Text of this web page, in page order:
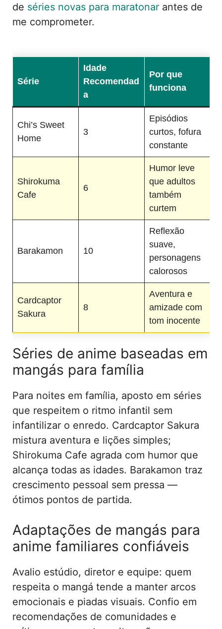
de séries novas para maratonar antes de
me comprometer.
Série
Idade
Recomendad
a
Por que
funciona
Chi’s Sweet
Home
3
Episódios
curtos, fofura
constante
Shirokuma
Cafe
6
Humor leve
que adultos
também
curtem
Barakamon 10
Reflexão
suave,
personagens
calorosos
Cardcaptor
Sakura
8
Aventura e
amizade com
tom inocente
Séries de anime baseadas em
mangás para família
Para noites em família, aposto em séries
que respeitem o ritmo infantil sem
infantilizar o enredo. Cardcaptor Sakura
mistura aventura e lições simples;
Shirokuma Cafe agrada com humor que
alcança todas as idades. Barakamon traz
crescimento pessoal sem pressa —
ótimos pontos de partida.
Adaptações de mangás para
anime familiares confiáveis
Avalio estúdio, diretor e equipe: quem
respeita o mangá tende a manter arcos
emocionais e piadas visuais. Confio em
recomendações de comunidades e